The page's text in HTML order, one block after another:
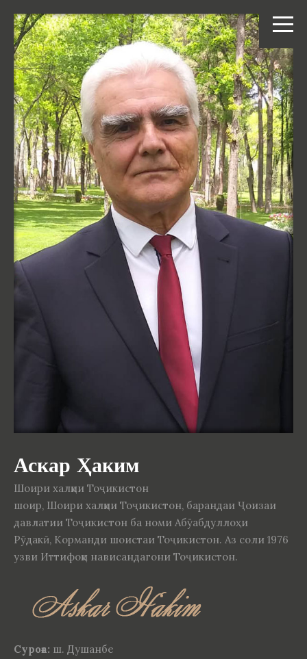
Аскар Ҳаким
Шоири халқии Тоҷикистон
шоир, Шоири халқии Тоҷикистон, барандаи Ҷоизаи
давлатии Тоҷикистон ба номи Абӯабдуллоҳи
Рӯдакӣ, Корманди шоистаи Тоҷикистон. Аз соли 1976
узви Иттифоқи нависандагони Тоҷикистон.
Суроға: ш. Душанбе